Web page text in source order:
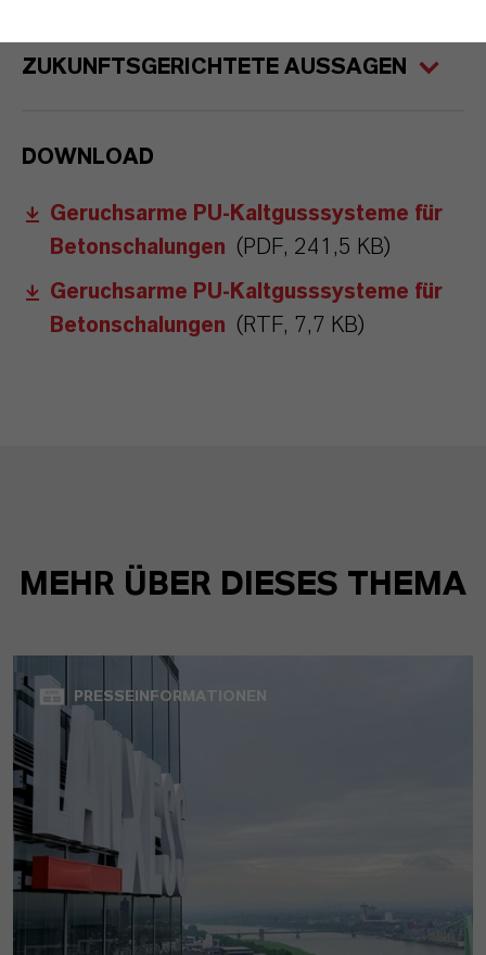
ZUKUNFTSGERICHTETE AUSSAGEN
DOWNLOAD
Geruchsarme PU-Kaltgusssysteme für
Betonschalungen (PDF, 241,5 KB)
Geruchsarme PU-Kaltgusssysteme für
Betonschalungen (RTF, 7,7 KB)
MEHR ÜBER DIESES THEMA
PRESSEINFORMATIONEN